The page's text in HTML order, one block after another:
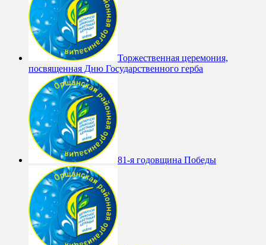
Торжественная церемония,
посвященная Дню Государственного герба
81-я годовщина Победы